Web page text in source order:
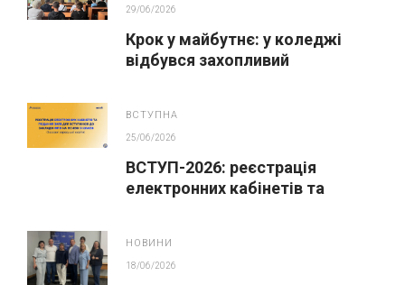
29/06/2026
Крок у майбутнє: у коледжі
відбувся захопливий
ВСТУПНА
25/06/2026
ВСТУП-2026: реєстрація
електронних кабінетів та
НОВИНИ
18/06/2026